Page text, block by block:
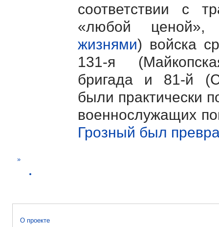
соответствии с
«любой
жизнями) войска
131-я
бригада и 81-й
были практически
военнослужащих
Грозный был
»
О проекте